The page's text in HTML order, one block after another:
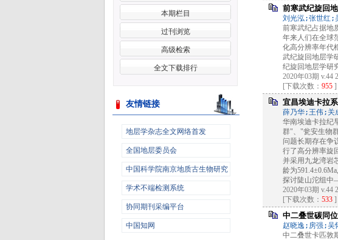
本期栏目
过刊浏览
高级检索
全文下载排行
友情链接
地层学杂志全文网络首发
全国地层委员会
中国科学院南京地质古生物研究
所
学术不端检测系统
协同期刊采编平台
中国知网
前寒武纪旋回
刘光泓;张世红;
前寒武纪占据地
年来人们在全球
化高分辨率年代
武纪旋回地层学
纪旋回地层学研
2020年03期 v.44
[下载次数： 955 ]
宜昌埃迪卡拉
薛乃华;王伟;关
华南埃迪卡拉纪
群"、"瓮安生物
问题长期存在争
行了高分辨率旋
并采用九龙湾岩
龄为
探讨陡山沱组中
2020年03期 v.44
[下载次数： 533 ]
中二叠世碳同
赵晓逸;房强;吴
中二叠世卡匹敦